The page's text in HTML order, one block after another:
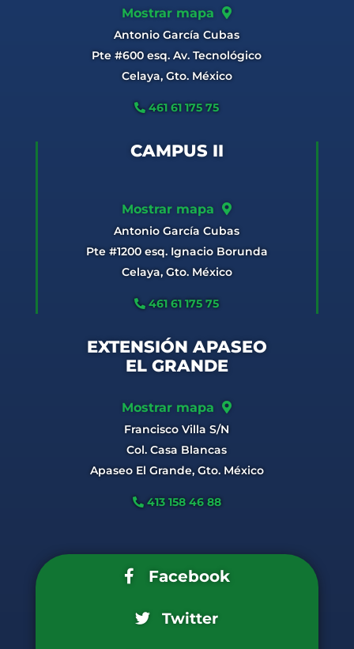
Mostrar mapa
Antonio García Cubas
Pte #600 esq. Av. Tecnológico
Celaya, Gto. México
461 61 175 75
CAMPUS II
Mostrar mapa
Antonio García Cubas
Pte #1200 esq. Ignacio Borunda
Celaya, Gto. México
461 61 175 75
EXTENSIÓN APASEO
EL GRANDE
Mostrar mapa
Francisco Villa S/N
Col. Casa Blancas
Apaseo El Grande, Gto. México
413 158 46 88
Facebook
Twitter